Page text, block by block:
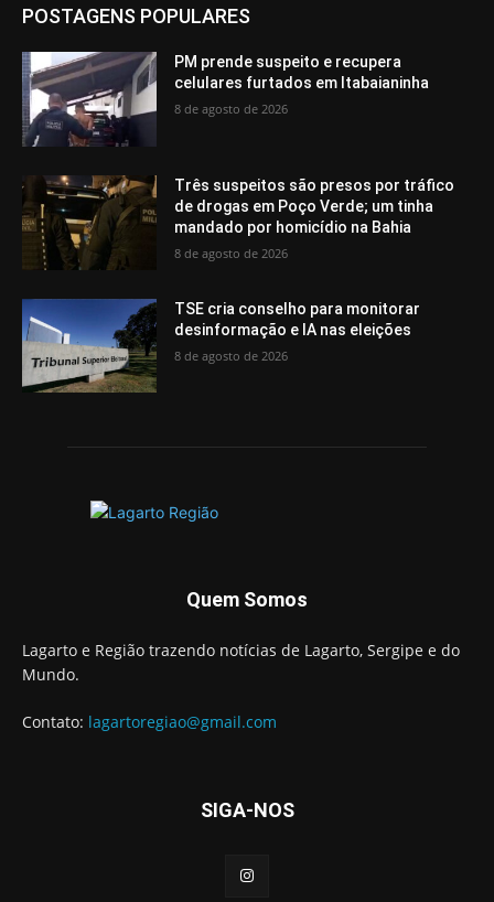
POSTAGENS POPULARES
PM prende suspeito e recupera
celulares furtados em Itabaianinha
8 de agosto de 2026
Três suspeitos são presos por tráfico
de drogas em Poço Verde; um tinha
mandado por homicídio na Bahia
8 de agosto de 2026
TSE cria conselho para monitorar
desinformação e IA nas eleições
8 de agosto de 2026
Quem Somos
Lagarto e Região trazendo notícias de Lagarto, Sergipe e do
Mundo.
Contato: lagartoregiao@gmail.com
SIGA-NOS